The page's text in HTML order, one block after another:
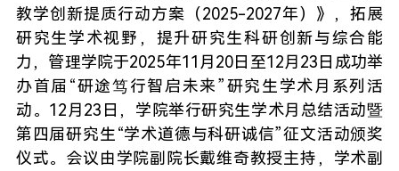
教学创新提质行动方案（2025-2027年）》，拓展
研究生学术视野，提升研究生科研创新与综合能
力，管理学院于2025年11月20日至12月23日成功举
办首届“研途笃行智启未来”研究生学术月系列活
动。12月23日，学院举行研究生学术月总结活动暨
第四届研究生“学术道德与科研诚信”征文活动颁奖
仪式。会议由学院副院长戴维奇教授主持，学术副